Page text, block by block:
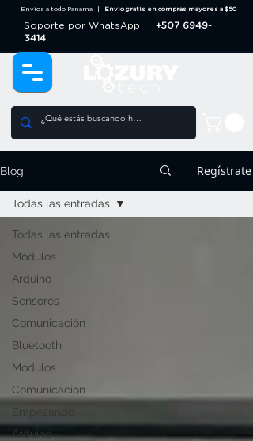
Envios a todo Panama | Envio gratis en compras mayores a $50
Soporte por WhatsApp
+507 6949-
3414
Blog Regístrate
Todas las entradas
Módulos
Arduino
Sensores
Comunicación
Bluetooth
Módulos
Comunicación
Empezando
Arduino
Todas las entradas